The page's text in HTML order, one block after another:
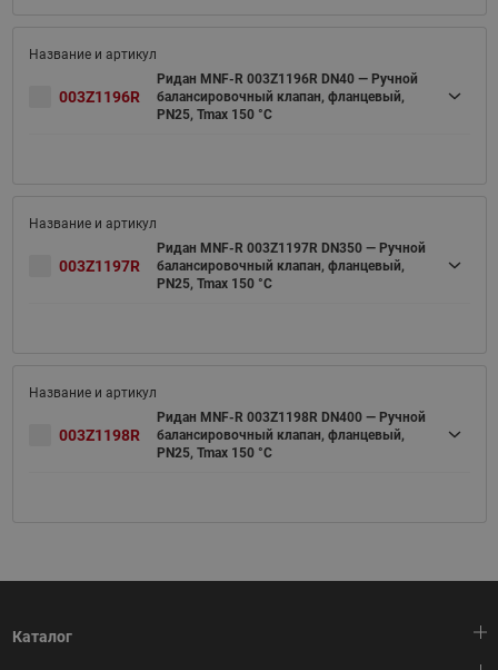
003Z1196R
Ридан MNF-R 003Z1196R DN40 — Ручной
балансировочный клапан, фланцевый,
PN25, Tmax 150 °C
003Z1197R
Ридан MNF-R 003Z1197R DN350 — Ручной
балансировочный клапан, фланцевый,
PN25, Tmax 150 °C
003Z1198R
Ридан MNF-R 003Z1198R DN400 — Ручной
балансировочный клапан, фланцевый,
PN25, Tmax 150 °C
Каталог